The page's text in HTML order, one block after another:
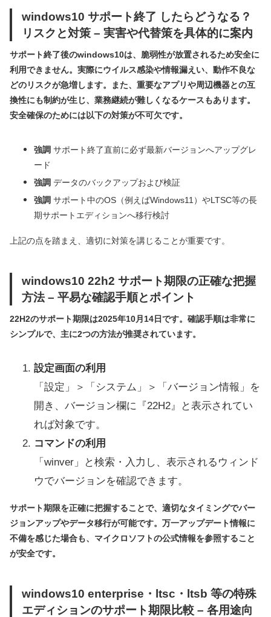
windows10 サポート終了 したらどうなる？
リスクと対策 – 実害や代替策を具体的に案内
サポート終了後のwindows10は、脆弱性が放置されるため安全に
利用できません。実際にウイルス感染や情報漏えい、動作不良な
どのリスクが急増します。また、重要なアプリや周辺機器との互
換性にも制約が生じ、業務継続が難しくなるケースもあります。
安全確保のためには以下の対策が不可欠です。
強調 サポート終了直前に必ず最新バージョンへアップグレ
ード
強調 データのバックアップおよび検証
強調 サポート中のOS（例えばWindows11）やLTSC等の長
期サポートエディションへ移行検討
上記の点を踏まえ、適切に対策を講じることが重要です。
windows10 22h2 サポート期限の正確な把握
方法 – 平易な確認手順とポイント
22H2のサポート期限は2025年10月14日です。確認手順は非常に
シンプルで、主に2つの方法が推奨されています。
設定画面の利用
「設定」＞「システム」＞「バージョン情報」を
開き、バージョン欄に『22H2』と表示されてい
れば対象です。
コマンドの利用
「winver」と検索・入力し、表示されるウィンド
ウでバージョンを確認できます。
サポート期限を正確に把握することで、適切なタイミングでバー
ジョンアップやデータ移行が可能です。万一アップデート情報に
不備を感じた場合も、マイクロソフトの公式情報を参照すること
が安全です。
windows10 enterprise・ltsc・ltsb 等の特殊
エディションのサポート期限比較 – 各用途向